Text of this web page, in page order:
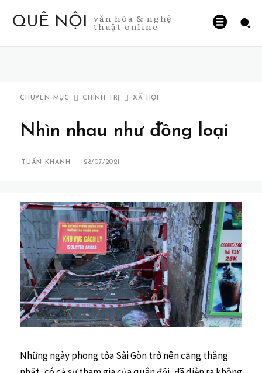
QUÊ NỘI văn hóa & nghệ
thuật online
CHUYÊN MỤC CHÍNH TRỊ XÃ HỘI
Nhìn nhau như đồng loại
TUẤN KHANH - 28/07/2021
Những ngày phong tỏa Sài Gòn trở nên căng thẳng